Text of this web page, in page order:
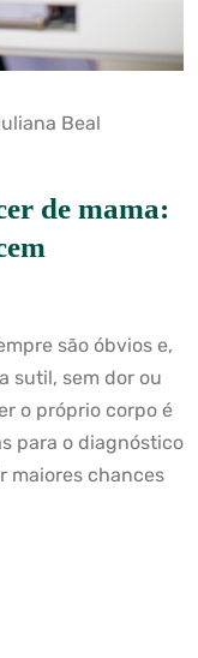
Beal
de mama:
são óbvios e,
sutil, sem dor ou
o próprio corpo é
para o diagnóstico
maiores chances